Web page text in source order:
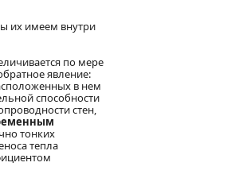
их имеем внутри
по мере
явление:
в нем
способности
стен,
тонких
тепла